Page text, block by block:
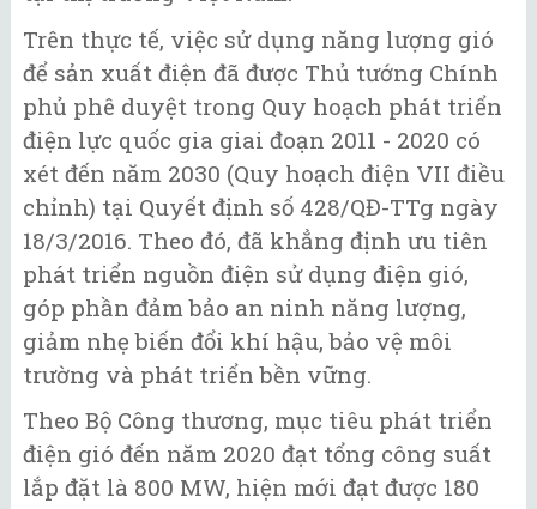
Trên thực tế, việc sử dụng năng lượng gió
để sản xuất điện đã được Thủ tướng Chính
phủ phê duyệt trong Quy hoạch phát triển
điện lực quốc gia giai đoạn 2011 - 2020 có
xét đến năm 2030 (Quy hoạch điện VII điều
chỉnh) tại Quyết định số 428/QĐ-TTg ngày
18/3/2016. Theo đó, đã khẳng định ưu tiên
phát triển nguồn điện sử dụng điện gió,
góp phần đảm bảo an ninh năng lượng,
giảm nhẹ biến đổi khí hậu, bảo vệ môi
trường và phát triển bền vững.
Theo Bộ Công thương, mục tiêu phát triển
điện gió đến năm 2020 đạt tổng công suất
lắp đặt là 800 MW, hiện mới đạt được 180